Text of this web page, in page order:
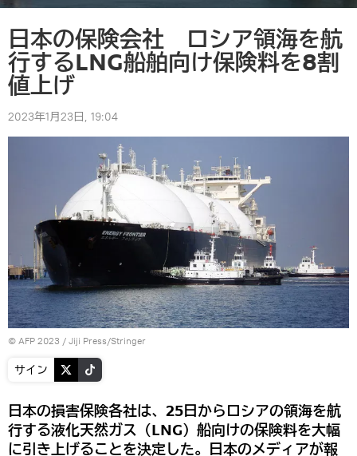
日本の保険会社 ロシア領海を航
行するLNG船舶向け保険料を8割
値上げ
2023年1月23日, 19:04
© AFP 2023 / Jiji Press/Stringer
サイン
日本の損害保険各社は、25日からロシアの領海を航
行する液化天然ガス（LNG）船向けの保険料を大幅
に引き上げることを決定した。日本のメディアが報